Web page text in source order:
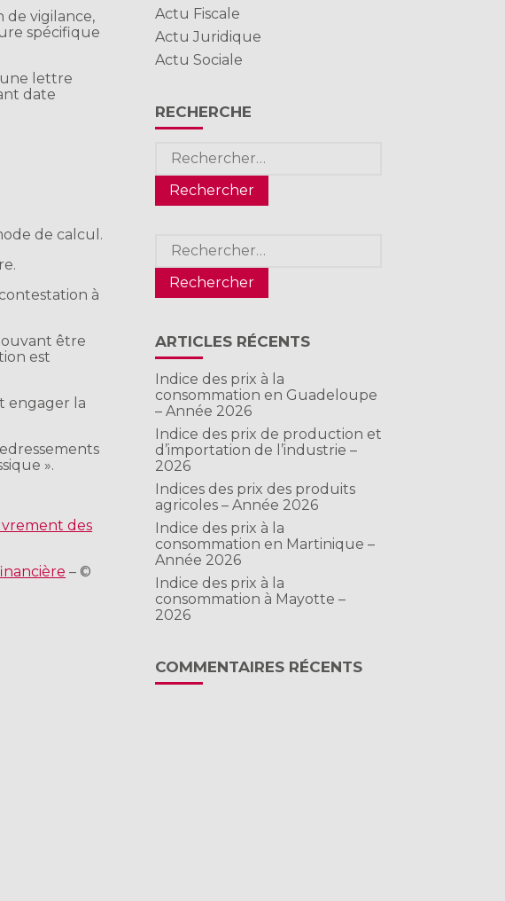
de vigilance,
spécifique
une lettre
date
de calcul.
à
être
est
engager la
».
des
– ©
Actu Fiscale
Actu Juridique
Actu Sociale
RECHERCHE
Rechercher :
Rechercher :
ARTICLES RÉCENTS
Indice des prix à la
consommation en Guadeloupe
– Année 2026
Indice des prix de production et
d’importation de l’industrie –
2026
Indices des prix des produits
agricoles – Année 2026
Indice des prix à la
consommation en Martinique –
Année 2026
Indice des prix à la
consommation à Mayotte –
2026
COMMENTAIRES RÉCENTS